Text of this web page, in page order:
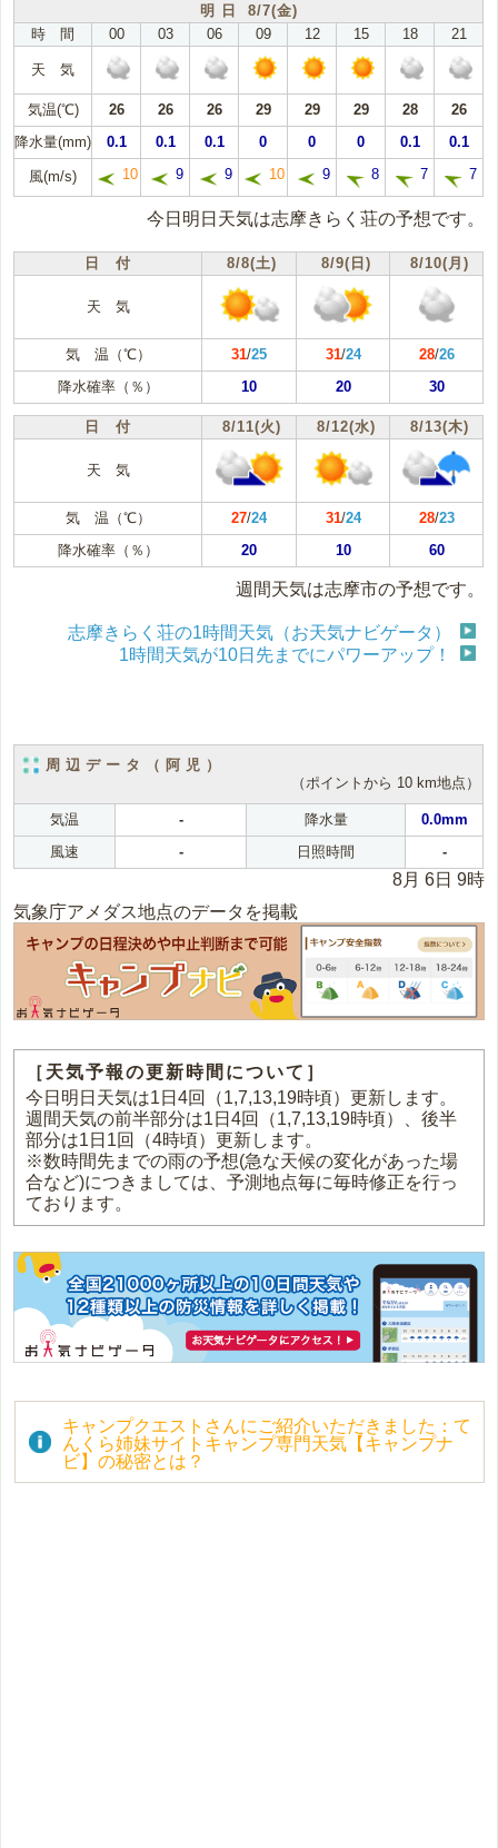
明 日 8/7(金)
時 間
00 03 06 09 12 15 18 21
天 気
気温(℃) 26 26 26 29 29 29 28
26
降水量(mm)
0.1 0.1 0.1 0 0 0 0.1 0.1
風(m/s) 10 9 9 10 9 8 7 7
今日明日天気は志摩きらく荘の予想です。
日 付 8/8(土) 8/9(日) 8/10(月)
天 気
気 温（℃） 31/25 31/24 28/26
降水確率（％）
10 20 30
日 付 8/11(火) 8/12(水) 8/13(木)
天 気
気 温（℃） 27/24 31/24 28/23
降水確率（％）
20 10 60
週間天気は志摩市の予想です。
志摩きらく荘の1時間天気（お天気ナビゲータ）
1時間天気が10日先までにパワーアップ！
周辺データ（阿児）
（ポイントから 10 km地点）
気温 - 降水量
0.0mm
風速
- 日照時間 -
8月 6日 9時
気象庁アメダス地点のデータを掲載
［天気予報の更新時間について］
今日明日天気は1日4回（1,7,13,19時頃）更新します。
週間天気の前半部分は1日4回（1,7,13,19時頃）、後半
部分は1日1回（4時頃）更新します。
※数時間先までの雨の予想(急な天候の変化があった場
合など)につきましては、予測地点毎に毎時修正を行っ
ております。
キャンプクエストさんにご紹介いただきました：て
んくら姉妹サイトキャンプ専門天気【キャンプナ
ビ】の秘密とは？